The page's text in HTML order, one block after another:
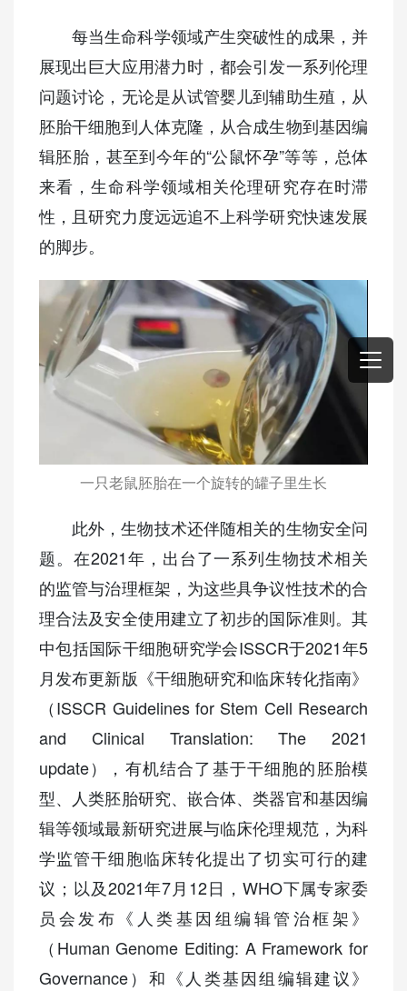
每当生命科学领域产生突破性的成果，并
展现出巨大应用潜力时，都会引发一系列伦理
问题讨论，无论是从试管婴儿到辅助生殖，从
胚胎干细胞到人体克隆，从合成生物到基因编
辑胚胎，甚至到今年的“公鼠怀孕”等等，总体
来看，生命科学领域相关伦理研究存在时滞
性，且研究力度远远追不上科学研究快速发展
的脚步。
一只老鼠胚胎在一个旋转的罐子里生长
此外，生物技术还伴随相关的生物安全问
题。在2021年，出台了一系列生物技术相关
的监管与治理框架，为这些具争议性技术的合
理合法及安全使用建立了初步的国际准则。其
中包括国际干细胞研究学会ISSCR于2021年5
月发布更新版《干细胞研究和临床转化指南》
（ISSCR Guidelines for Stem Cell Research
and Clinical Translation: The 2021
update），有机结合了基于干细胞的胚胎模
型、人类胚胎研究、嵌合体、类器官和基因编
辑等领域最新研究进展与临床伦理规范，为科
学监管干细胞临床转化提出了切实可行的建
议；以及2021年7月12日，WHO下属专家委
员会发布《人类基因组编辑管治框架》
（Human Genome Editing: A Framework for
Governance）和《人类基因组编辑建议》